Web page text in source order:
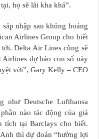
họ sẽ lãi kha khá”.
nhập sau khủng hoảng
Airlines Group cho biết
Delta Air Lines cũng sẽ
Airlines dự báo con số này
vời”, Gary Kelly – CEO
như Deutsche Lufthansa
nào tác động của giá
tích tại Barclays cho biết.
thì dự đoán “hưởng lợi